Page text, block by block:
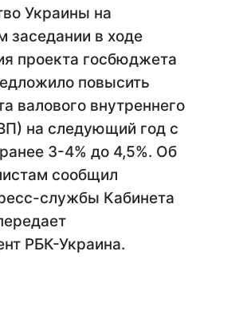
Украины на
заседании в ходе
проекта госбюджета
повысить
валового внутреннего
на следующий год с
3-4% до 4,5%. Об
сообщил
службы Кабинета
РБК-Украина.